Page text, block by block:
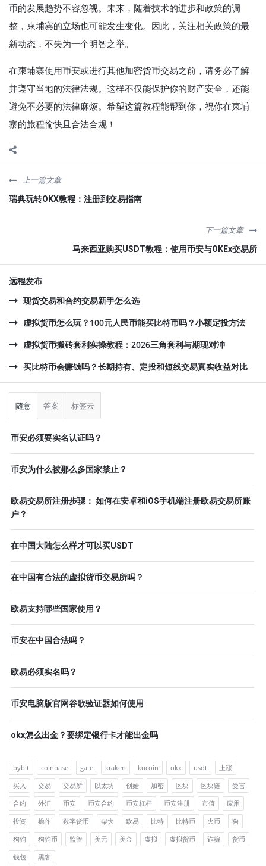
币的发展趋势不容忽视。未来，随着技术的进步和政策的调
整，柬埔寨的立场也可能发生变化。因此，关注相关政策的最
新动态，不失为一个明智之举。
在柬埔寨使用币安或进行其他加密货币交易之前，请务必了解
并遵守当地的法律法规。这样不仅能保护你的财产安全，还能
避免不必要的法律麻烦。希望这篇教程能帮到你，祝你在柬埔
寨的旅程愉快且合法合规！
上一篇文章
瑞典玩转OKX教程：注册到交易指南
下一篇文章
马来西亚购买USDT教程：使用币安与OKEx交易所
远程发布
现货交易和合约交易新手怎么选
虚拟货币怎么玩？100元人民币能买比特币吗？小额定投方法
虚拟货币搬砖套利实操教程：2026三角套利与期现对冲
买比特币会赚钱吗？长期持有、定投和短线交易真实收益对比
侧
随意 答案 标签云
币安必须要实名认证吗？
币安为什么被那么多国家禁止？
欧易交易所注册步骤： 如何在安卓和iOS手机端注册欧易交易所账
户？
在中国大陆怎么样才可以买USDT
在中国有合法的虚拟货币交易所吗？
欧易支持哪些国家使用？
币安在中国合法吗？
欧易必须实名吗？
币安电脑版官网谷歌验证器如何使用
okx怎么出金？要绑定银行卡才能出金吗
bybit coinbase gate kraken kucoin okx usdt
上涨
买入
交易 交易所 以太坊 创始 加密 区块 区块链
受害
合约
外汇 币安 币安合约 币安杠杆 币安注册 市值
应用
投资
操作 数字货币 柴犬 欧易 比特 比特币 火币
狗
狗狗
狗狗币 监管 美元 美金 虚拟 虚拟货币 诈骗
货币
钱包
黑客